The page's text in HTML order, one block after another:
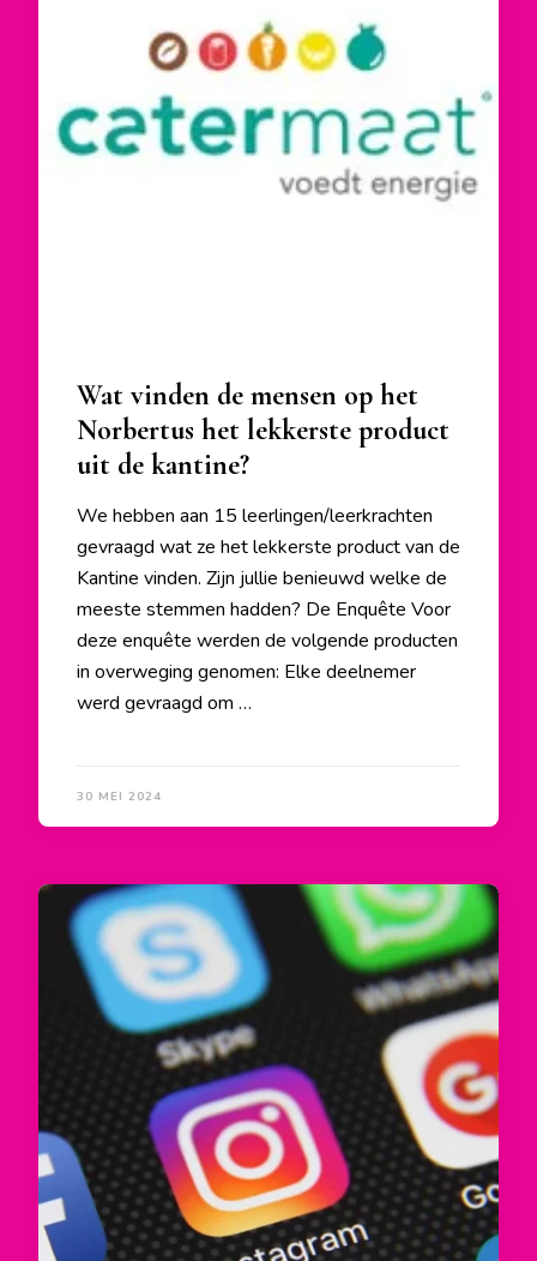
Wat vinden de mensen op het
Norbertus het lekkerste product
uit de kantine?
We hebben aan 15 leerlingen/leerkrachten
gevraagd wat ze het lekkerste product van de
Kantine vinden. Zijn jullie benieuwd welke de
meeste stemmen hadden? De Enquête Voor
deze enquête werden de volgende producten
in overweging genomen: Elke deelnemer
werd gevraagd om …
30 MEI 2024